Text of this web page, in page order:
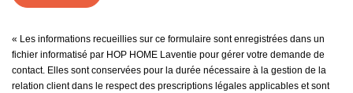
« Les informations recueillies sur ce formulaire sont enregistrées dans un
fichier informatisé par HOP HOME Laventie pour gérer votre demande de
contact. Elles sont conservées pour la durée nécessaire à la gestion de la
relation client dans le respect des prescriptions légales applicables et sont